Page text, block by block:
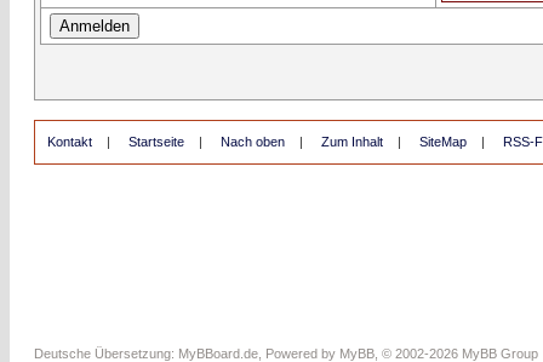
Kontakt | Startseite | Nach oben | Zum Inhalt | SiteMap | RSS-
Deutsche Übersetzung: MyBBoard.de , Powered by MyBB , © 2002-2026 MyBB Group